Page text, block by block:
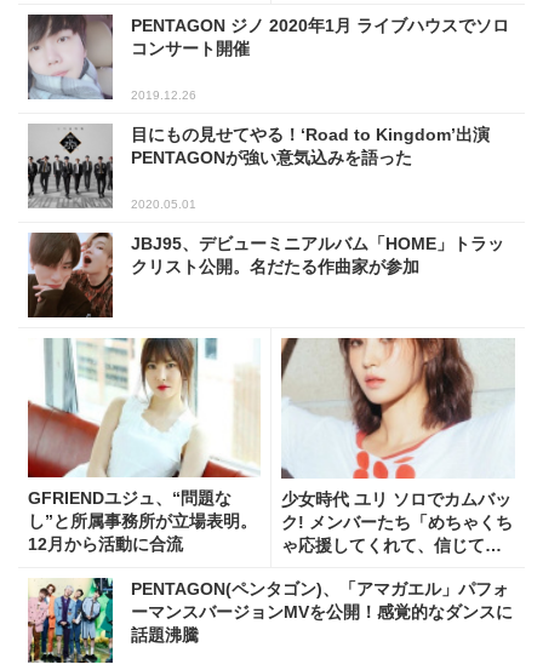
PENTAGON ジノ 2020年1月 ライブハウスでソロ
コンサート開催
2019.12.26
目にもの見せてやる！‘Road to Kingdom’出演
PENTAGONが強い意気込みを語った
2020.05.01
JBJ95、デビューミニアルバム「HOME」トラッ
クリスト公開。名だたる作曲家が参加
GFRIENDユジュ、“問題な
し”と所属事務所が立場表明。
12月から活動に合流
少女時代 ユリ ソロでカムバッ
ク! メンバーたち「めちゃくち
ゃ応援してくれて、信じてく
PENTAGON(ペンタゴン)、「アマガエル」パフォ
ーマンスバージョンMVを公開！感覚的なダンスに
話題沸騰